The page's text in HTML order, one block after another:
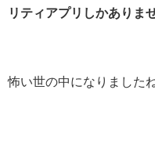
リティアプリしかありま
怖い世の中になりました